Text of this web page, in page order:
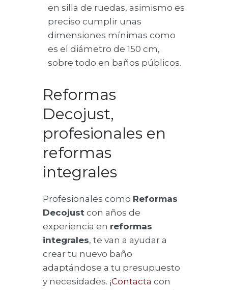
en silla de ruedas, asimismo es
preciso cumplir unas
dimensiones mínimas como
es el diámetro de 150 cm,
sobre todo en baños públicos.
Reformas
Decojust,
profesionales en
reformas
integrales
Profesionales como Reformas
Decojust con años de
experiencia en reformas
integrales, te van a ayudar a
crear tu nuevo baño
adaptándose a tu presupuesto
y necesidades. ¡Contacta con